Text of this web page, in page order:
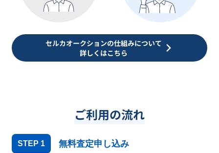
セルカオークションの仕組みについて
詳しくはこちら
ご利用の流れ
STEP 1 無料査定申し込み